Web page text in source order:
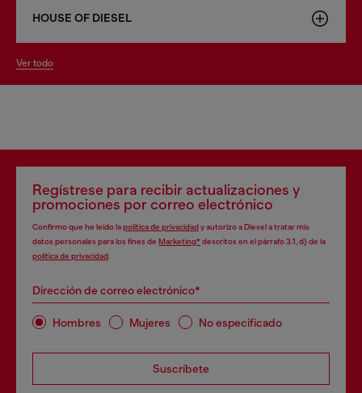
HOUSE OF DIESEL
ver todo
Regístrese para recibir actualizaciones y
promociones por correo electrónico
Confirmo que he leído lapolítica de privacidady autorizo a Diesel a tratar mis
datos personales para los fines de Marketing*descritos en el párrafo 3.1, d) de la
política de privacidad
Dirección de correo electrónico*
Hombres Mujeres No especificado
Suscríbete